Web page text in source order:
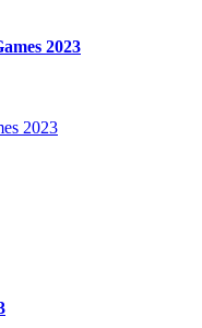
2023
2023